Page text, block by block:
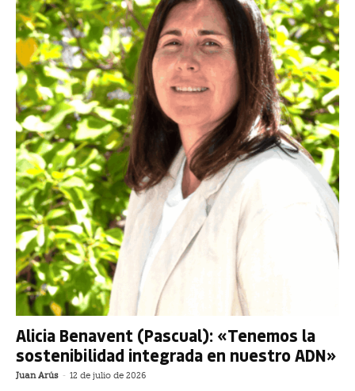
Alicia Benavent (Pascual): «Tenemos la
sostenibilidad integrada en nuestro ADN»
Juan Arús - 12 de julio de 2026